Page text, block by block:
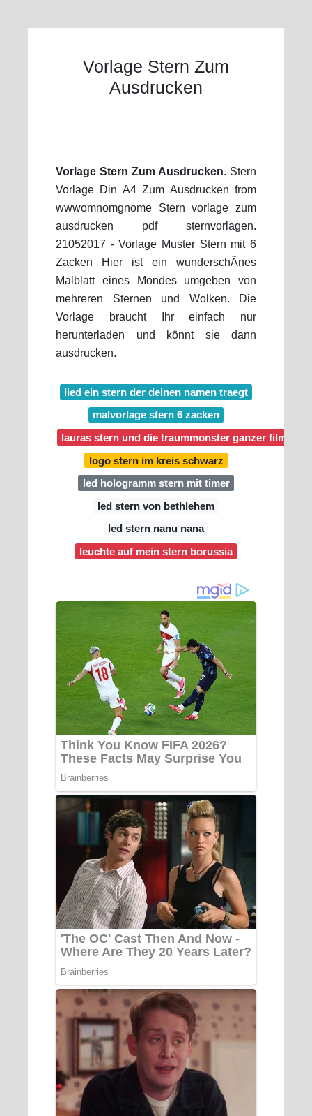
Vorlage Stern Zum
Ausdrucken
Vorlage Stern Zum Ausdrucken. Stern
Vorlage Din A4 Zum Ausdrucken from
wwwomnomgnome Stern vorlage zum
ausdrucken pdf sternvorlagen.
21052017 - Vorlage Muster Stern mit 6
Zacken Hier ist ein wunderschÃnes
Malblatt eines Mondes umgeben von
mehreren Sternen und Wolken. Die
Vorlage braucht Ihr einfach nur
herunterladen und könnt sie dann
ausdrucken.
lied ein stern der deinen namen traegt
malvorlage stern 6 zacken
lauras stern und die traummonster ganzer film
logo stern im kreis schwarz
led hologramm stern mit timer
led stern von bethlehem
led stern nanu nana
leuchte auf mein stern borussia